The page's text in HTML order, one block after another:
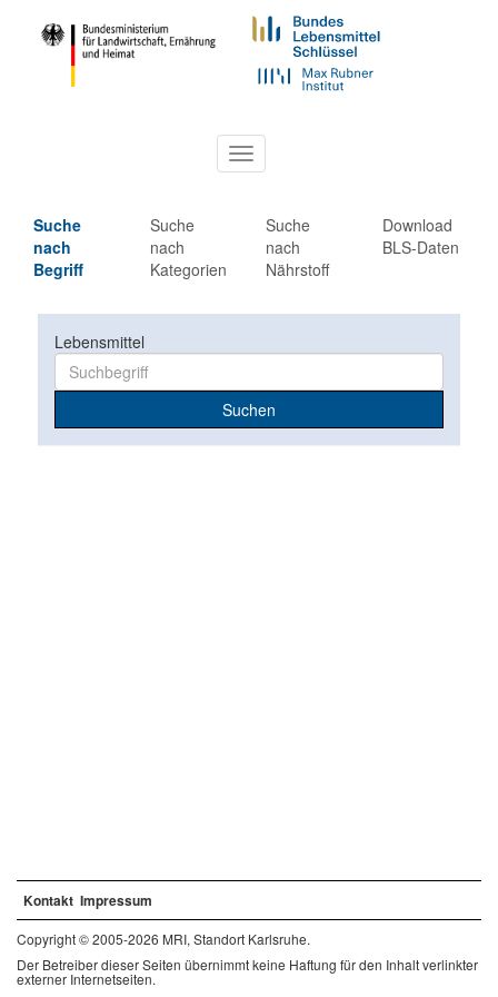
Toggle
navigation
Suche
nach
Begriff
Suche
nach
Kategorien
Suche
nach
Nährstoff
Download
BLS-Daten
Lebensmittel
Suchen
Kontakt Impressum
Copyright © 2005-2026 MRI, Standort Karlsruhe.
Der Betreiber dieser Seiten übernimmt keine Haftung für den Inhalt verlinkter
externer Internetseiten.